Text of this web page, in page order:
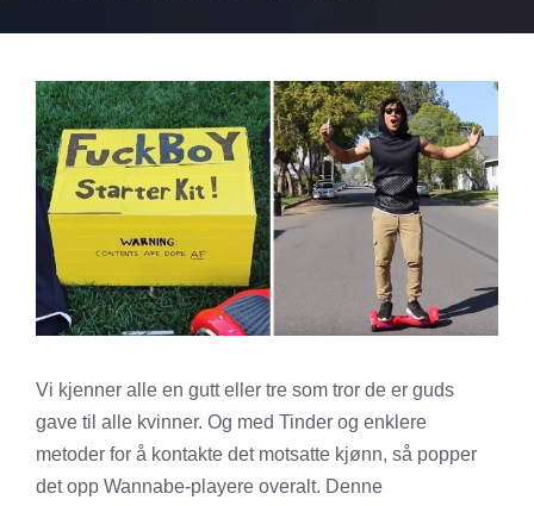
Vi kjenner alle en gutt eller tre som tror de er guds
gave til alle kvinner. Og med Tinder og enklere
metoder for å kontakte det motsatte kjønn, så popper
det opp Wannabe-playere overalt. Denne